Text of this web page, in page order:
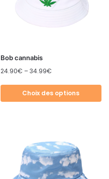
Bob cannabis
24.90€ –34.99€
Choix des options